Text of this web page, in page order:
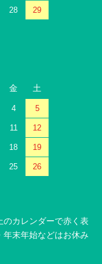
28 29
金 土
4 5
11 12
18 19
25 26
カレンダーで赤く表
末年始などはお休み